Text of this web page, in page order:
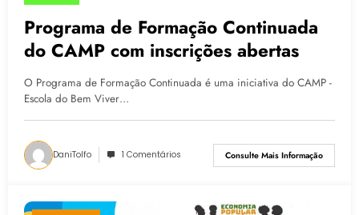
Programa de Formação Continuada
do CAMP com inscrições abertas
O Programa de Formação Continuada é uma iniciativa do CAMP -
Escola do Bem Viver…
DaniTolfo 1 Comentários Consulte Mais Informação